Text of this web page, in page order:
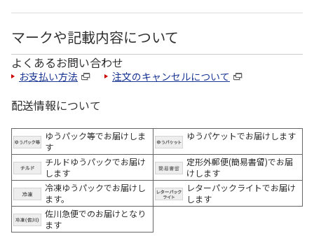
マークや記載内容について
よくあるお問い合わせ
お支払い方法 注文のキャンセルについて
配送情報について
ゆうパック等でお届けしま
す
ゆうパケットでお届けします
チルドゆうパックでお届け
します
定形外郵便(簡易書留)でお届
けします
冷凍ゆうパックでお届けし
ます。
レターパックライトでお届け
します
佐川急便でのお届けとなり
ます